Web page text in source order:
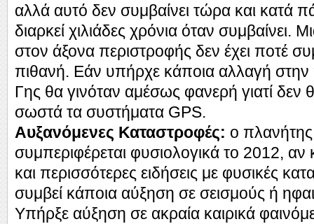
αλλά αυτό δεν συμβαίνει τώρα και κατά
διαρκεί χιλιάδες χρόνια όταν συμβαίνει.
στον άξονα περιστροφής δεν έχει ποτέ
πιθανή. Εάν υπήρχε κάποια αλλαγή στην
Γης θα γινόταν αμέσως φανερή γιατί δεν
σωστά τα συστήματα GPS.
Αυξανόμενες Καταστροφές: ο
συμπεριφέρεται φυσιολογικά το 2012,
και περισσότερες ειδήσεις με φυσικές
συμβεί κάποια αύξηση σε σεισμούς ή
Υπήρξε αύξηση σε ακραία καιρικά